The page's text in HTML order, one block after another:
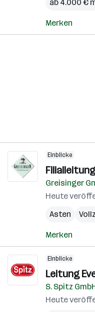
ab 4.000 €
Merken
Einblicke
Filialleitung
Greisinger
Heute
Asten
Merken
Einblicke
Leitung
S. Spitz
Heute